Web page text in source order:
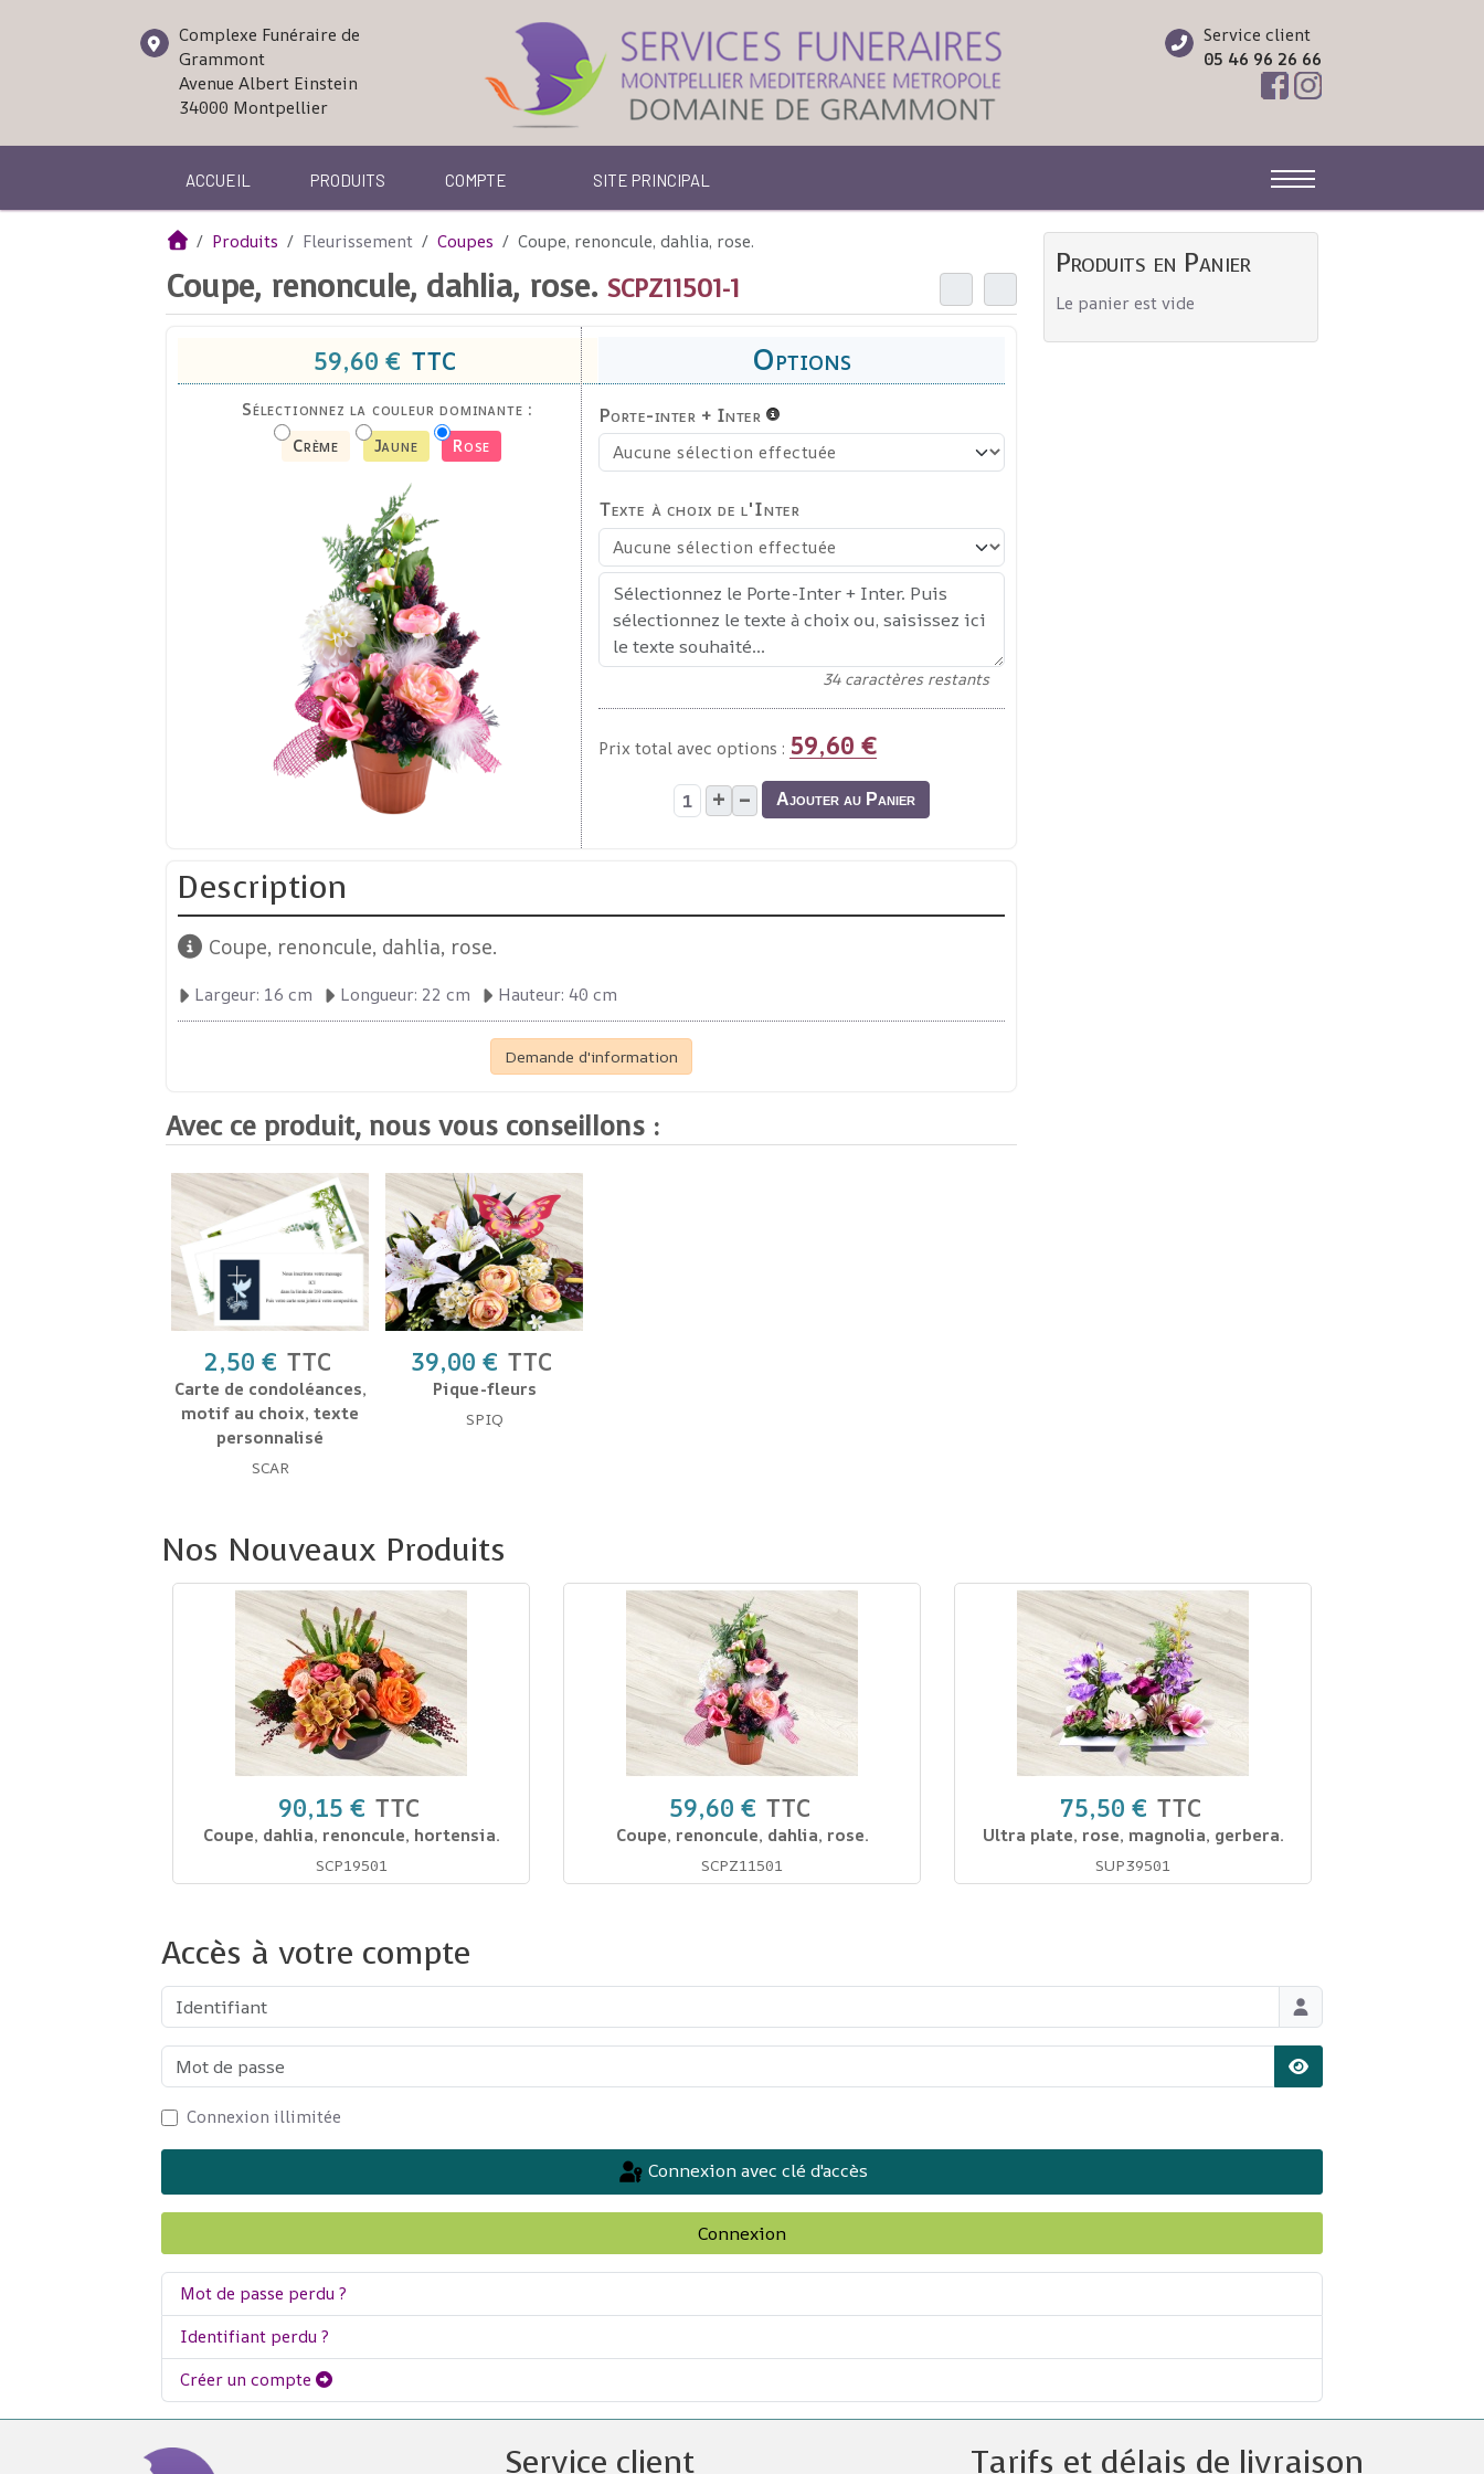
Complexe Funéraire de
Grammont
Avenue Albert Einstein
34000 Montpellier
Service client
05 46 96 26 66
ACCUEIL PRODUITS COMPTE SITE PRINCIPAL Off-Canvas Toggle
Produits Fleurissement Coupes Coupe, renoncule, dahlia, rose.
Coupe, renoncule, dahlia, rose. SCPZ11501-1
59,60 € TTC
Sélectionnez la couleur dominante :
Crème
Jaune Rose
Porte-inter + Inter
Texte à choix de l'Inter
34caractères restants
Prix total avec options : 59,60 €
+ – Ajouter au Panier
Description
Coupe, renoncule, dahlia, rose.
Largeur: 16 cm Longueur: 22 cm Hauteur: 40 cm
Demande d'information
Avec ce produit, nous vous conseillons :
2,50 € TTC
Carte de condoléances,
motif au choix, texte
personnalisé
SCAR
39,00 € TTC
Pique-fleurs
SPIQ
Produits en Panier
Le panier est vide
Nos Nouveaux Produits
90,15 € TTC
Coupe, dahlia, renoncule, hortensia.
SCP19501
59,60 € TTC
Coupe, renoncule, dahlia, rose.
SCPZ11501
75,50 € TTC
Ultra plate, rose, magnolia, gerbera.
SUP39501
Accès à votre compte
Identifiant
Mot de passe
Afficher le mot de
Connexion illimitée
Connexion avec clé d'accès
Connexion
Mot de passe perdu ?
Identifiant perdu ?
Créer un compte
Service client Tarifs et délais de livraison